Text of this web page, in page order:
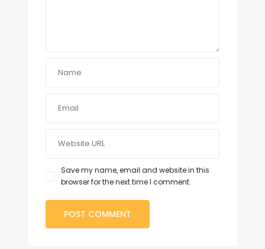
Save my name, email and website in this
browser for the next time I comment.